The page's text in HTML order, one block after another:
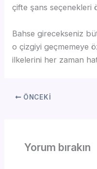
çifte şans seçenekleri
Bahse girecekseniz
o çizgiyi geçmemeye
ilkelerini her zaman
ÖNCEKI
Yorum bırakın